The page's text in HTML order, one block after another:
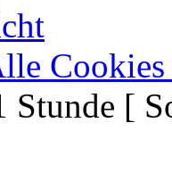
Cookies
Stunde [